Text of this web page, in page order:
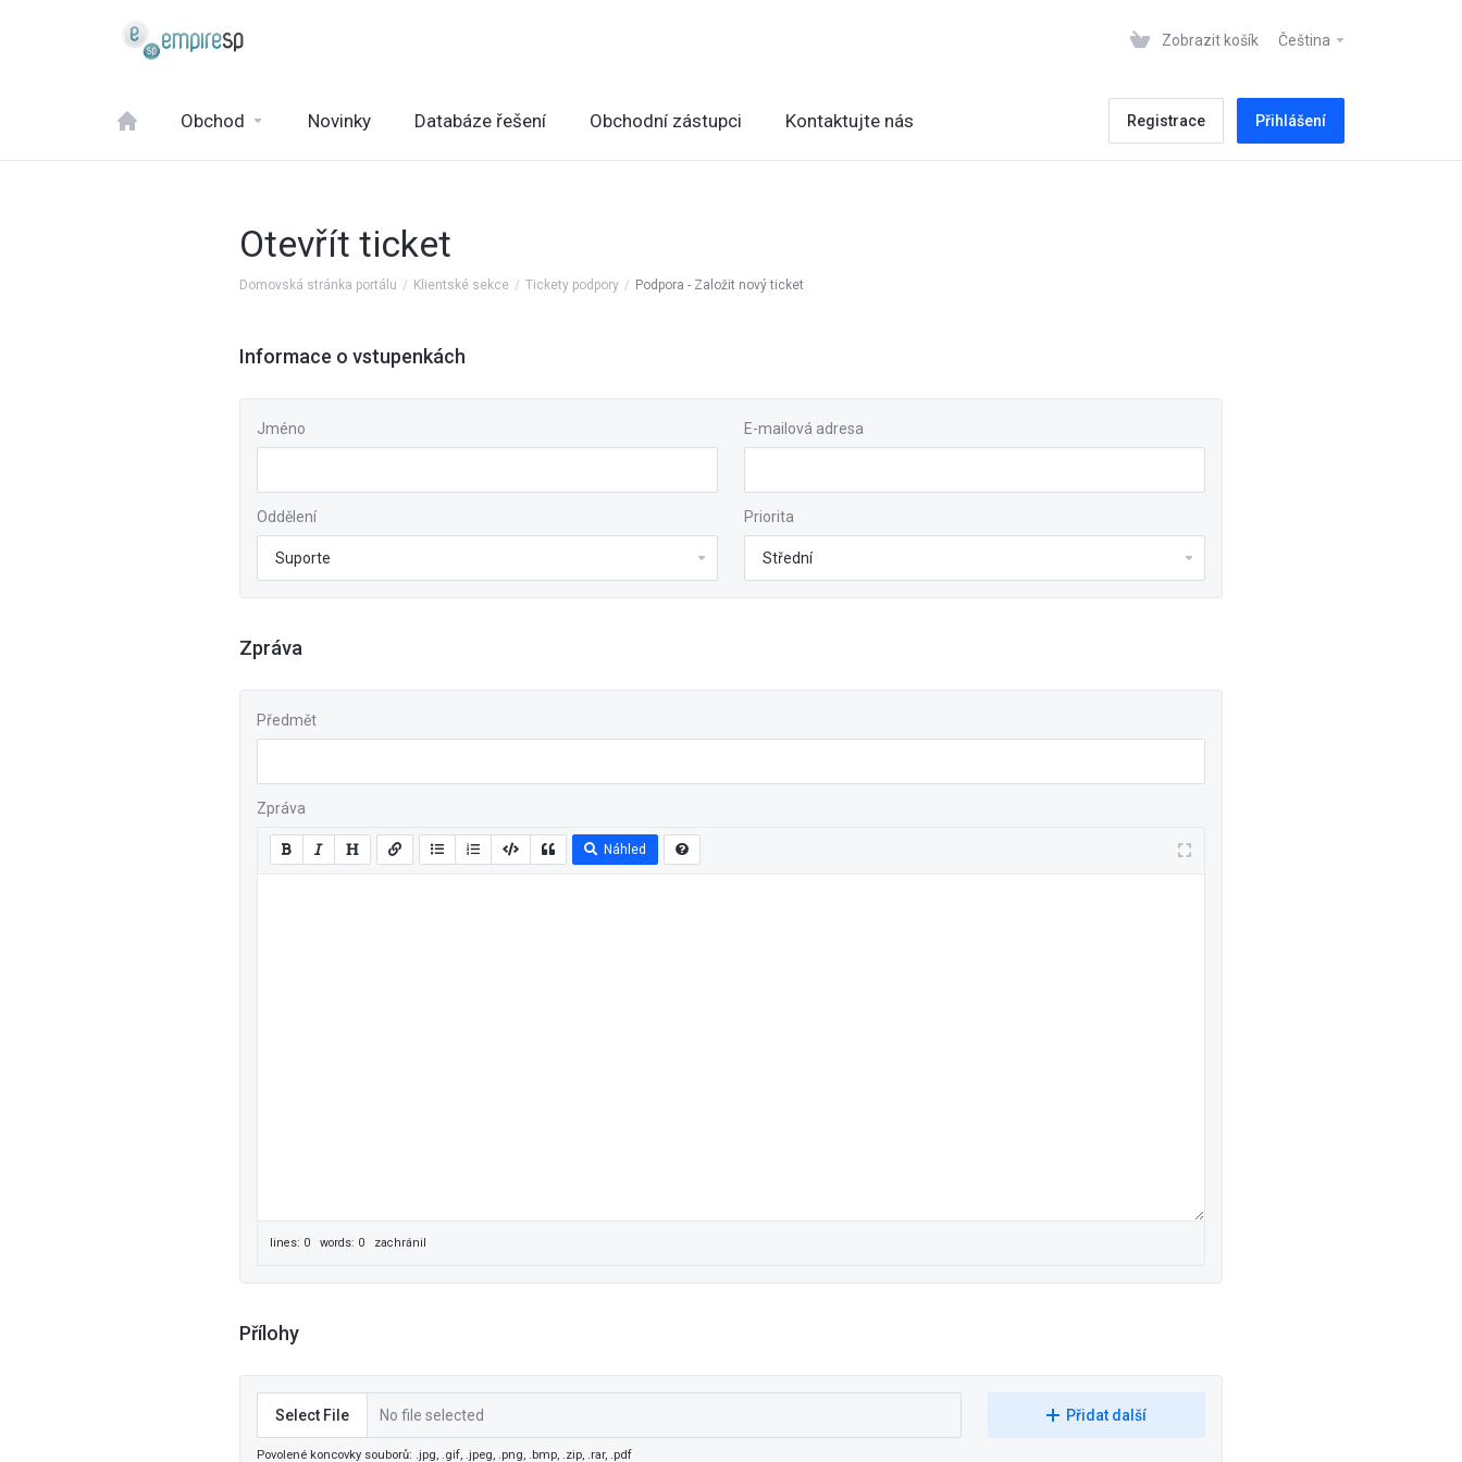
Zobrazit košík Čeština
Obchod Novinky Databáze řešení Obchodní zástupci Kontaktujte nás Registrace Přihlášení
Otevřít ticket
Domovská stránka portálu Klientské sekce Tickety podpory Podpora - Založit nový ticket
Informace o vstupenkách
Jméno E-mailová adresa
Oddělení Priorita
Zpráva
Předmět
Zpráva
Náhled
lines: 0 words: 0 zachránil
Přílohy
Select File No file selected Přidat další
Povolené koncovky souborů: .jpg, .gif, .jpeg, .png, .bmp, .zip, .rar, .pdf